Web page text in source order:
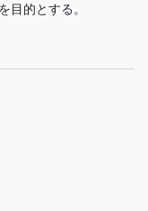
目的とする。